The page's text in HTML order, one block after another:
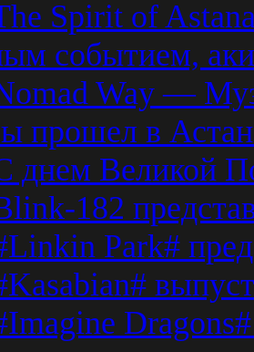
Spirit of
событием,
Way —
прошел в
днем Великой
182
Park#